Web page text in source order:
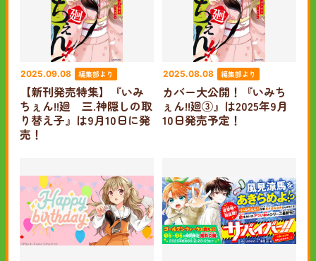
2025.09.08 編集部より
【新刊発売特集】『いみ
ちぇん!!廻 三.神隠しの取
り替え子』は9月10日に発
売！
2025.08.08 編集部より
カバー大公開！『いみち
ぇん!!廻③』は2025年9月
10日発売予定！